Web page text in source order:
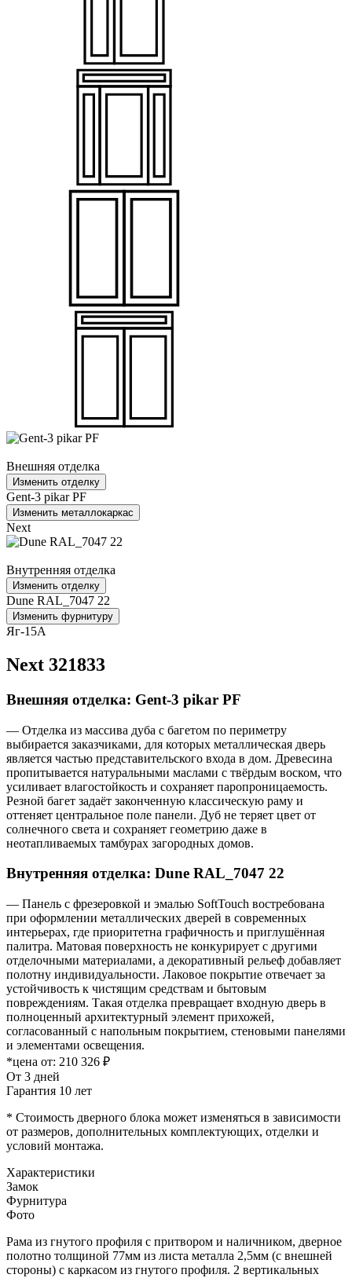
Внешняя отделка
Изменить отделку
Gent-3 pikar PF
Изменить металлокаркас
Next
Внутренняя отделка
Изменить отделку
Dune RAL_7047 22
Изменить фурнитуру
Яг-15А
Next 321833
Внешняя отделка: Gent-3 pikar PF
— Отделка из массива дуба с багетом по периметру
выбирается заказчиками, для которых металлическая дверь
является частью представительского входа в дом. Древесина
пропитывается натуральными маслами с твёрдым воском, что
усиливает влагостойкость и сохраняет паропроницаемость.
Резной багет задаёт законченную классическую раму и
оттеняет центральное поле панели. Дуб не теряет цвет от
солнечного света и сохраняет геометрию даже в
неотапливаемых тамбурах загородных домов.
Внутренняя отделка: Dune RAL_7047 22
— Панель с фрезеровкой и эмалью SoftTouch востребована
при оформлении металлических дверей в современных
интерьерах, где приоритетна графичность и приглушённая
палитра. Матовая поверхность не конкурирует с другими
отделочными материалами, а декоративный рельеф добавляет
полотну индивидуальности. Лаковое покрытие отвечает за
устойчивость к чистящим средствам и бытовым
повреждениям. Такая отделка превращает входную дверь в
полноценный архитектурный элемент прихожей,
согласованный с напольным покрытием, стеновыми панелями
и элементами освещения.
*цена от: 210 326 ₽
От 3 дней
Гарантия 10 лет
* Стоимость дверного блока может изменяться в зависимости
от размеров, дополнительных комплектующих, отделки и
условий монтажа.
Характеристики
Замок
Фурнитура
Фото
Рама из гнутого профиля с притвором и наличником, дверное
полотно толщиной 77мм из листа металла 2,5мм (с внешней
стороны) c каркасом из гнутого профиля. 2 вертикальных